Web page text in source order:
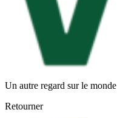
Un autre regard sur le monde
Retourner